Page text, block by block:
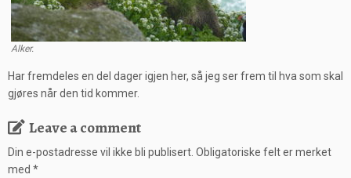
Alker.
Har fremdeles en del dager igjen her, så jeg ser frem til hva som skal
gjøres når den tid kommer.
Leave a comment
Din e-postadresse vil ikke bli publisert. Obligatoriske felt er merket
med *